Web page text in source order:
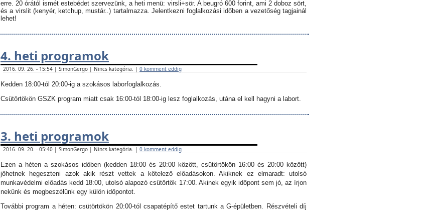
erre. 20 órától ismét estebédet szervezünk, a heti menü: virsli+sör. A beugró 600 forint, ami 2 doboz sört,
és a virslit (kenyér, ketchup, mustár..) tartalmazza. Jelentkezni foglalkozási időben a vezetőség tagjainál
lehet!
4. heti programok
2016. 09. 26. - 15:54 | SimonGergo | Nincs kategória. | 0 komment eddig
Kedden 18:00-tól 20:00-ig a szokásos laborfoglalkozás.
Csütörtökön GSZK program miatt csak 16:00-tól 18:00-ig lesz foglalkozás, utána el kell hagyni a labort.
3. heti programok
2016. 09. 20. - 05:40 | SimonGergo | Nincs kategória. | 0 komment eddig
Ezen a héten a szokásos időben (kedden 18:00 és 20:00 között, csütörtökön 16:00 és 20:00 között)
jöhetnek hegeszteni azok akik részt vettek a kötelező előadásokon. Akiknek ez elmaradt: utolsó
munkavédelmi előadás kedd 18:00, utolsó alapozó csütörtök 17:00. Akinek egyik időpont sem jó, az írjon
nekünk és megbeszélünk egy külön időpontot.
További program a héten: csütörtökön 20:00-tól csapatépítő estet tartunk a G-épületben. Részvételi díj